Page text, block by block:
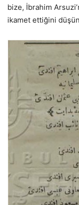
bize, İbrahim
ikamet ettiğini